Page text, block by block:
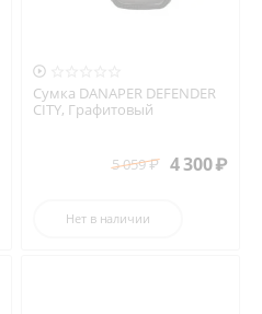

Сумка DANAPER DEFENDER
CITY, Графитовый
5 059₽ 4 300₽
Нет в наличии